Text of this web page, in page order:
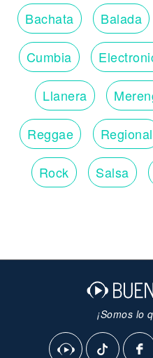
Bachata Balada
Cumbia
Llanera
Reggae Regional
Rock Salsa
¡Somos lo